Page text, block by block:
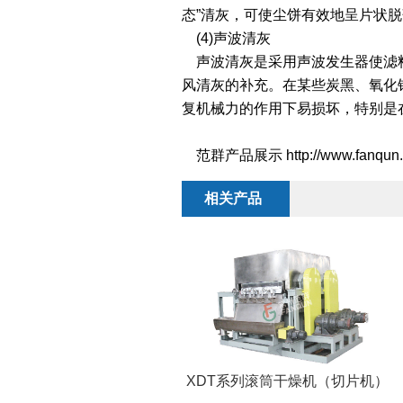
态”清灰，可使尘饼有效地呈片状
(4)声波清灰
声波清灰是采用声波发生器使滤
风清灰的补充。在某些炭黑、氧
复机械力的作用下易损坏，特别
范群产品展示 http://
相关产品
XDT系列滚筒干燥机（切片机）